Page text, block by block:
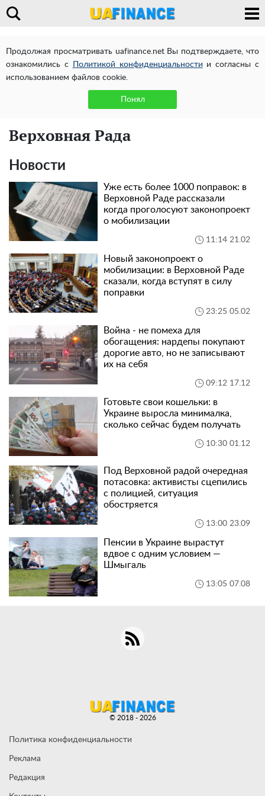
Продолжая просматривать uafinance.net Вы подтверждаете, что
ознакомились с
Политикой конфиденциальности и согласны с
использованием файлов cookie.
Понял
Верховная Рада
Новости
Уже есть более 1000 поправок: в
Верховной Раде рассказали
когда проголосуют законопроект
о мобилизации
11:14 21.02
Новый законопроект о
мобилизации: в Верховной Раде
сказали, когда вступят в силу
поправки
23:25 05.02
Война - не помеха для
обогащения: нардепы покупают
дорогие авто, но не записывают
их на себя
09:12 17.12
Готовьте свои кошельки: в
Украине выросла минималка,
сколько сейчас будем получать
10:30 01.12
Под Верховной радой очередная
потасовка: активисты сцепились
с полицией, ситуация
обостряется
13:00 23.09
Пенсии в Украине вырастут
вдвое с одним условием —
Шмыгаль
13:05 07.08
Политика конфиденциальности
Реклама
Редакция
© 2018 - 2026